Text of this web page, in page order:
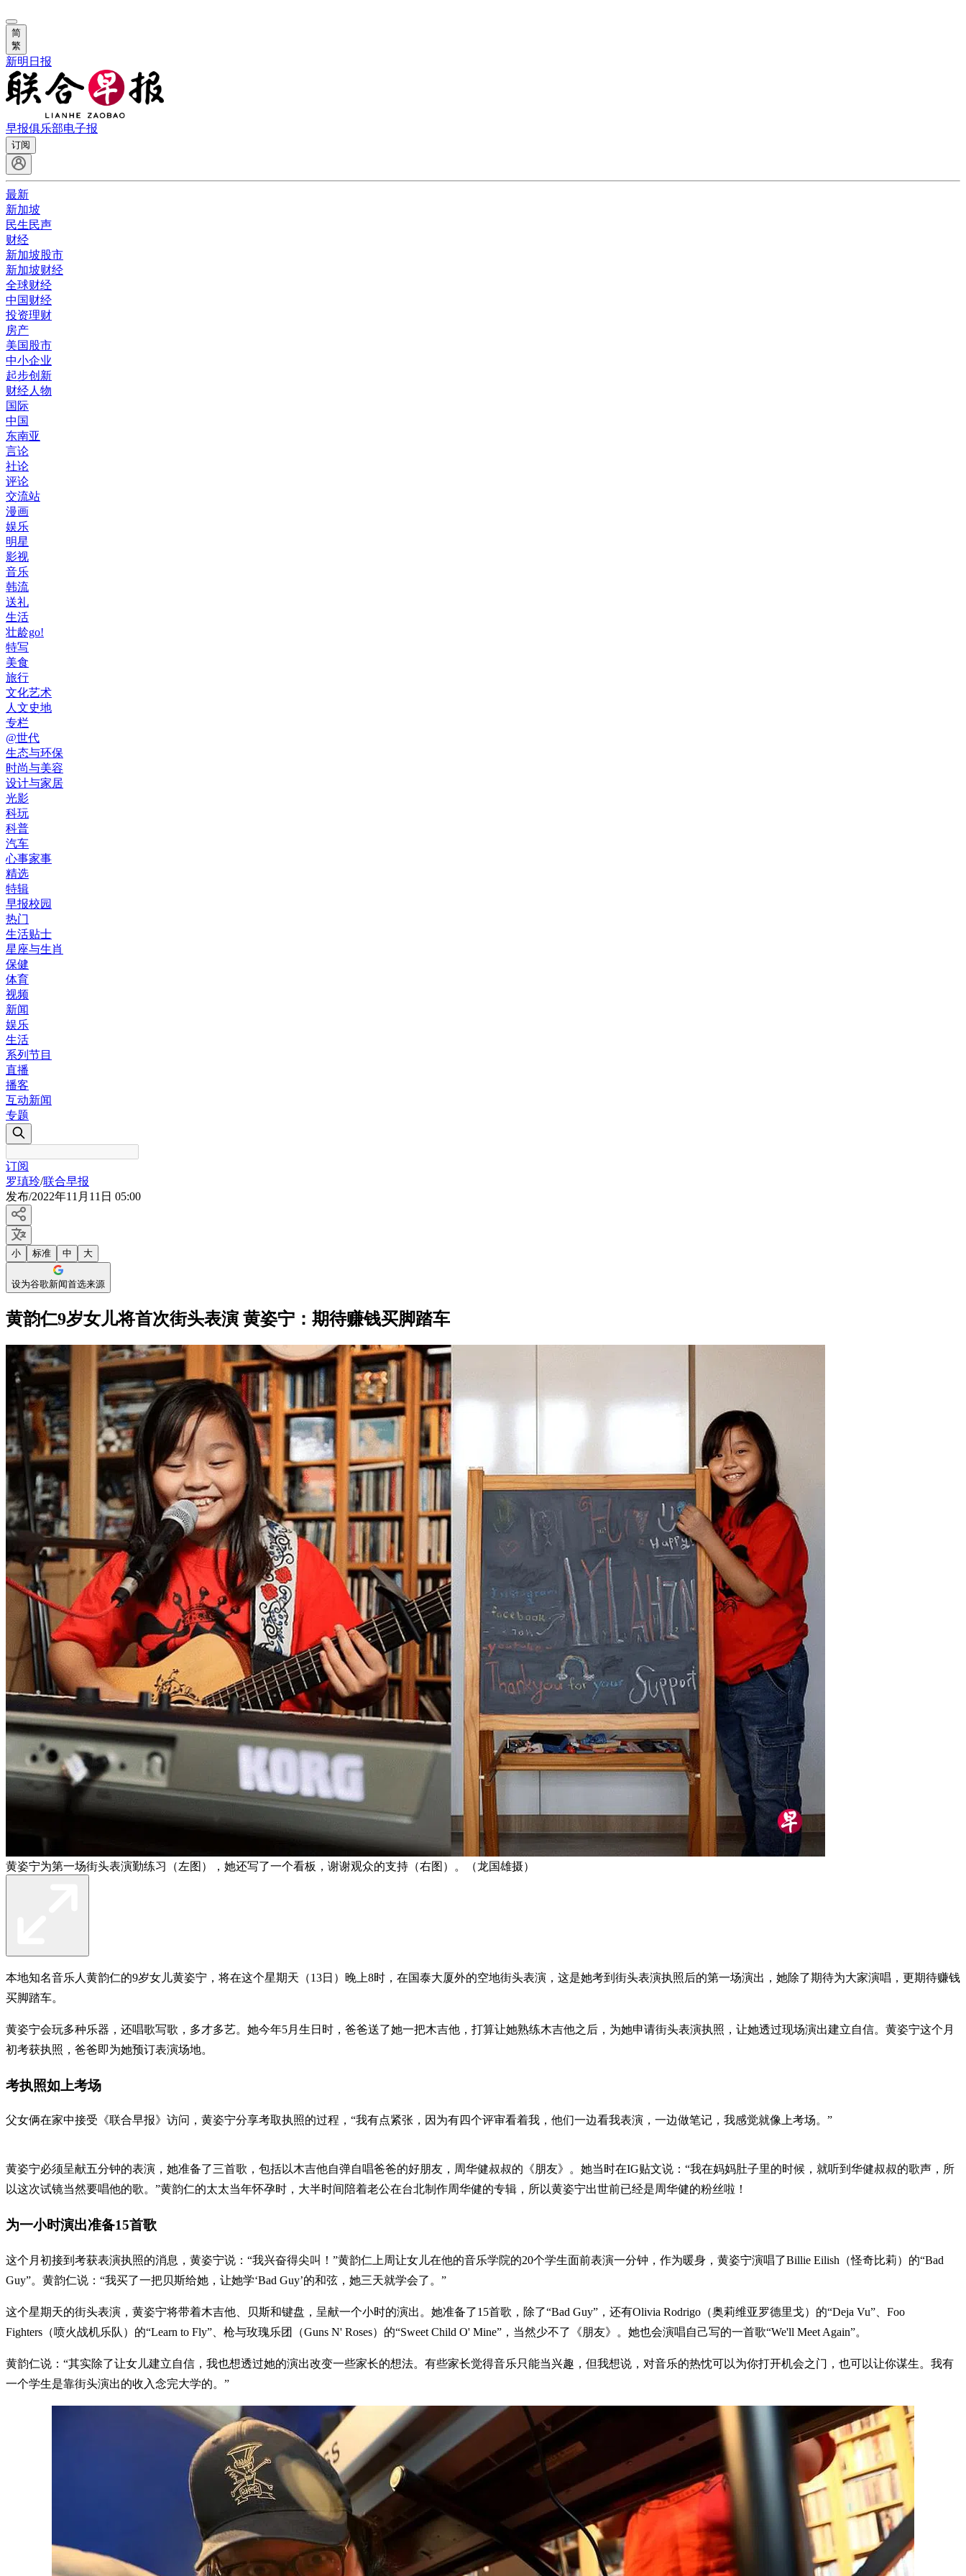
简
繁
新明日报
早报俱乐部电子报
订阅
最新
新加坡
民生民声
财经
新加坡股市
新加坡财经
全球财经
中国财经
投资理财
房产
美国股市
中小企业
起步创新
财经人物
国际
中国
东南亚
言论
社论
评论
交流站
漫画
娱乐
明星
影视
音乐
韩流
送礼
生活
壮龄go!
特写
美食
旅行
文化艺术
人文史地
专栏
@世代
生态与环保
时尚与美容
设计与家居
光影
科玩
科普
汽车
心事家事
精选
特辑
早报校园
热门
生活贴士
星座与生肖
保健
体育
视频
新闻
娱乐
生活
系列节目
直播
播客
互动新闻
专题
订阅
罗瑱玲/联合早报
发布/2022年11月11日 05:00
小 标准 中 大
设为谷歌新闻首选来源
黄韵仁9岁女儿将首次街头表演 黄姿宁：期待赚钱买脚踏车
黄姿宁为第一场街头表演勤练习（左图），她还写了一个看板，谢谢观众的支持（右图）。（龙国雄摄）
本地知名音乐人黄韵仁的9岁女儿黄姿宁，将在这个星期天（13日）晚上8时，在国泰大厦外的空地街头表演，这是她考到街头表演执照后的第一场演出，她除了期待为大家演唱，更期待赚钱
买脚踏车。
黄姿宁会玩多种乐器，还唱歌写歌，多才多艺。她今年5月生日时，爸爸送了她一把木吉他，打算让她熟练木吉他之后，为她申请街头表演执照，让她透过现场演出建立自信。黄姿宁这个月
初考获执照，爸爸即为她预订表演场地。
考执照如上考场
父女俩在家中接受《联合早报》访问，黄姿宁分享考取执照的过程，“我有点紧张，因为有四个评审看着我，他们一边看我表演，一边做笔记，我感觉就像上考场。”
黄姿宁必须呈献五分钟的表演，她准备了三首歌，包括以木吉他自弹自唱爸爸的好朋友，周华健叔叔的《朋友》。她当时在IG贴文说：“我在妈妈肚子里的时候，就听到华健叔叔的歌声，所
以这次试镜当然要唱他的歌。”黄韵仁的太太当年怀孕时，大半时间陪着老公在台北制作周华健的专辑，所以黄姿宁出世前已经是周华健的粉丝啦！
为一小时演出准备15首歌
这个月初接到考获表演执照的消息，黄姿宁说：“我兴奋得尖叫！”黄韵仁上周让女儿在他的音乐学院的20个学生面前表演一分钟，作为暖身，黄姿宁演唱了Billie Eilish（怪奇比莉）的“Bad
Guy”。黄韵仁说：“我买了一把贝斯给她，让她学‘Bad Guy’的和弦，她三天就学会了。”
这个星期天的街头表演，黄姿宁将带着木吉他、贝斯和键盘，呈献一个小时的演出。她准备了15首歌，除了“Bad Guy”，还有Olivia Rodrigo（奥莉维亚罗德里戈）的“Deja Vu”、Foo
Fighters（喷火战机乐队）的“Learn to Fly”、枪与玫瑰乐团（Guns N' Roses）的“Sweet Child O' Mine”，当然少不了《朋友》。她也会演唱自己写的一首歌“We'll Meet Again”。
黄韵仁说：“其实除了让女儿建立自信，我也想透过她的演出改变一些家长的想法。有些家长觉得音乐只能当兴趣，但我想说，对音乐的热忱可以为你打开机会之门，也可以让你谋生。我有
一个学生是靠街头演出的收入念完大学的。”